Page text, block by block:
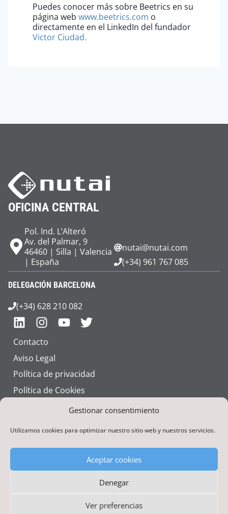
Gestionar consentimiento
Utilizamos cookies para optimizar nuestro sitio web y nuestros servicios.
Aceptar cookies
Denegar
Ver preferencias
Puedes conocer más sobre Beetrics en su
página web www.beetrics.com o
directamente en el LinkedIn del fundador
Victor Ciudad.
OFICINA CENTRAL
Pol. Ind. L’Alteró
Av. del Palmar, 9
46460 | Silla | Valencia
| España
nutai@nutai.com
(+34) 961 767 085
DELEGACIÓN BARCELONA
(+34) 628 210 082
Contacto
Aviso Legal
Política de privacidad
Política de Cookies
Financiado por la Unión Europea – NextGenerationEU
Nutai © 2026